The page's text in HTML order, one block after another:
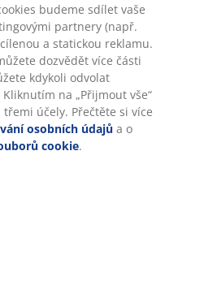
budeme sdílet vaše
partnery (např.
a statickou reklamu.
dozvědět více části
kdykoli odvolat
na „Přijmout vše“
účely. Přečtěte si více
osobních údajů a o
cookie.